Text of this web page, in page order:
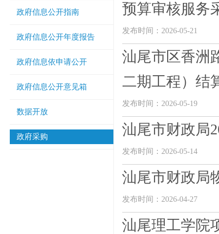
政府信息公开指南
政府信息公开年度报告
政府信息依申请公开
政府信息公开意见箱
数据开放
政府采购
预算审核服务
发布时间：2026-05-21
汕尾市区香洲
二期工程）结
发布时间：2026-05-19
汕尾市财政局
发布时间：2026-05-14
汕尾市财政局
发布时间：2026-04-27
汕尾理工学院